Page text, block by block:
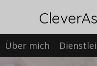
Über mich